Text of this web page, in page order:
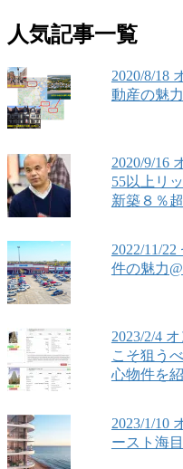
人気記事一覧
2020/8/18
動産の魅力
2020/9/16
55以上リ
新築８％
2022/11/
件の魅力
2023/2/4
こそ狙う
心物件を紹
2023/1/10
ースト海